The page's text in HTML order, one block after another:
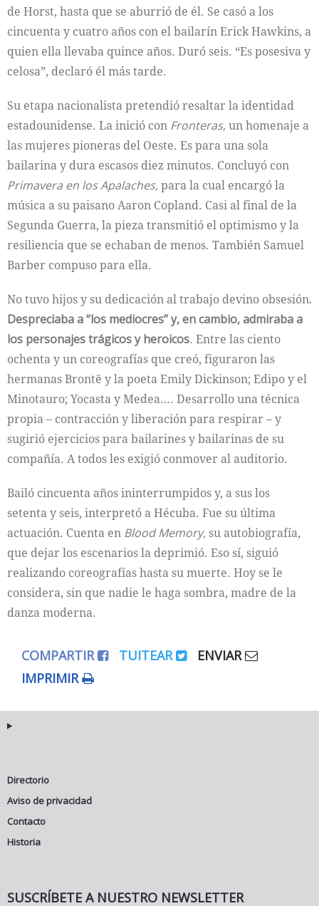
de Horst, hasta que se aburrió de él. Se casó a los
cincuenta y cuatro años con el bailarín Erick Hawkins, a
quien ella llevaba quince años. Duró seis. “Es posesiva y
celosa”, declaró él más tarde.
Su etapa nacionalista pretendió resaltar la identidad
estadounidense. La inició con Fronteras,un homenaje a
las mujeres pioneras del Oeste. Es para una sola
bailarina y dura escasos diez minutos. Concluyó con
Primavera en los Apalaches,para la cual encargó la
música a su paisano Aaron Copland. Casi al final de la
Segunda Guerra, la pieza transmitió el optimismo y la
resiliencia que se echaban de menos. También Samuel
Barber compuso para ella.
No tuvo hijos y su dedicación al trabajo devino obsesión.
Despreciaba a “los mediocres” y, en cambio, admiraba a
los personajes trágicos y heroicos. Entre las ciento
ochenta y un coreografías que creó, figuraron las
hermanas Brontë y la poeta Emily Dickinson; Edipo y el
Minotauro; Yocasta y Medea…. Desarrollo una técnica
propia – contracción y liberación para respirar – y
sugirió ejercicios para bailarines y bailarinas de su
compañía. A todos les exigió conmover al auditorio.
Bailó cincuenta años ininterrumpidos y, a sus los
setenta y seis, interpretó a Hécuba. Fue su última
actuación. Cuenta en Blood Memory,su autobiografía,
que dejar los escenarios la deprimió. Eso sí, siguió
realizando coreografías hasta su muerte. Hoy se le
considera, sin que nadie le haga sombra, madre de la
danza moderna.
COMPARTIR TUITEAR
ENVIAR
IMPRIMIR
Directorio
Aviso de privacidad
Contacto
Historia
SUSCRÍBETE A NUESTRO NEWSLETTER